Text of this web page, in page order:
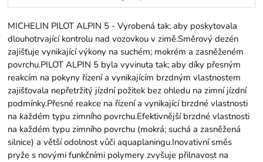
MICHELIN PILOT ALPIN 5 - Vyrobená tak; aby poskytovala
dlouhotrvající kontrolu nad vozovkou v zimě.Směrový dezén
zajišťuje vynikající výkony na suchém; mokrém a zasněženém
povrchu.PILOT ALPIN 5 byla vyvinuta tak; aby díky přesným
reakcím na pokyny řízení a vynikajícím brzdným vlastnostem
zajišťovala nepřetržitý jízdní požitek bez ohledu na zimní jízdní
podmínky.Přesné reakce na řízení a vynikající brzdné vlastnosti
na každém typu zimního povrchu.Efektivnější brzdné vlastnosti
na každém typu zimního povrchu (mokrá; suchá a zasněžená
silnice) a větší odolnost vůči aquaplaningu.Inovativní směs
pryže s novými funkčními polymery zvyšuje přilnavost na